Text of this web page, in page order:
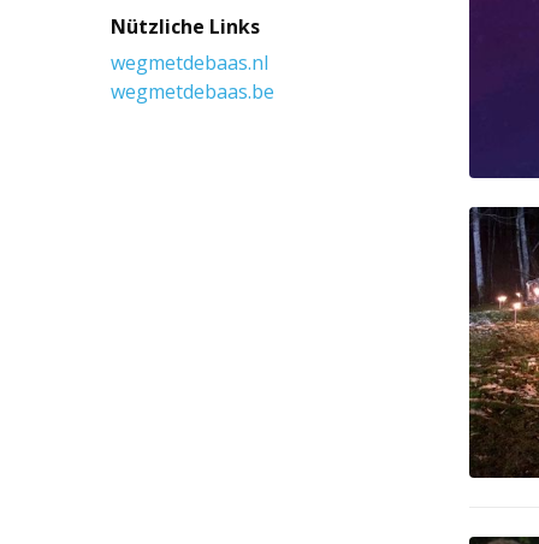
Nützliche Links
wegmetdebaas.nl
wegmetdebaas.be